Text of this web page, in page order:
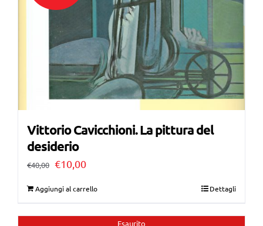
Vittorio Cavicchioni. La pittura del
desiderio
€40,00 Il
era:
€10,00Il
è:
Aggiungi al carrello Dettagli
Esaurito